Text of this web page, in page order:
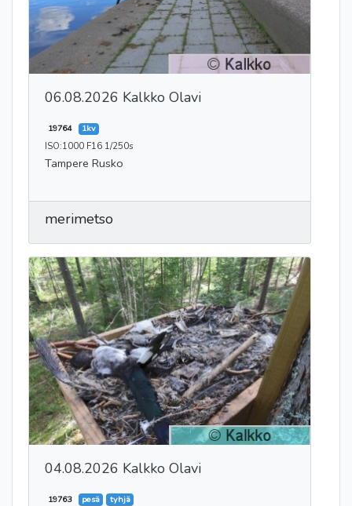
06.08.2026 Kalkko Olavi
19764 1kv
ISO:1000 F16 1/250s
Tampere Rusko
merimetso
04.08.2026 Kalkko Olavi
19763 pesä tyhjä